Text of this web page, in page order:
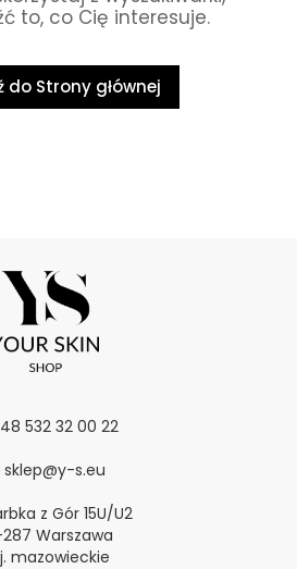
to, co Cię interesuje.
do Strony głównej
532 32 00 22
sklep@y-s.eu
z Gór 15U/U2
Warszawa
mazowieckie